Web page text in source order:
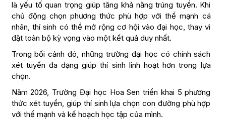
là yếu tố quan trọng giúp tăng khả năng trúng tuyển. Khi
chủ động chọn phương thức phù hợp với thế mạnh cá
nhân, thí sinh có thể mở rộng cơ hội vào đại học, thay vì
đặt toàn bộ kỳ vọng vào một kết quả duy nhất.
Trong bối cảnh đó, những trường đại học có chính sách
xét tuyển đa dạng giúp thí sinh linh hoạt hơn trong lựa
chọn.
Năm 2026, Trường Đại học Hoa Sen triển khai 5 phương
thức xét tuyển, giúp thí sinh lựa chọn con đường phù hợp
với thế mạnh và kế hoạch học tập của mình.